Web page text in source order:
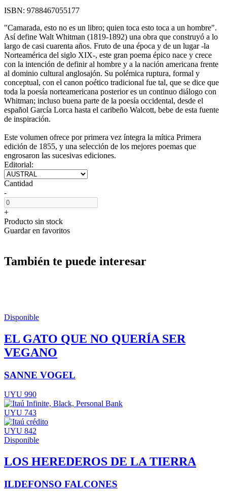
ISBN: 9788467055177
"Camarada, esto no es un libro; quien toca esto toca a un hombre".
Así define Walt Whitman (1819-1892) una obra que construyó a lo
largo de casi cuarenta años. Fruto de una época y de un lugar -la
Norteamérica del siglo XIX-, este gran poema épico nace y crece
con la intención de definir al hombre y a la nación americana frente
al dominio cultural anglosajón. Su polémica ruptura, formal y
conceptual, con el canon poético tradicional fue tal, que se dice que
toda la poesía norteamericana posterior es un continuo diálogo con
Whitman; incluso buena parte de la poesía occidental, desde el
español García Lorca hasta el caribeño Walcott, bebe de esta fuente
de inspiración.
Este volumen ofrece por primera vez íntegra la mítica Primera
edición de 1855, y una selección de los mejores poemas que
engrosaron las sucesivas ediciones.
Editorial:
Cantidad
-
+
Producto sin stock
Guardar en favoritos
También te puede interesar
Disponible
EL GATO QUE NO QUERÍA SER
VEGANO
SANNE VOGEL
UYU 990
UYU 743
UYU 842
Disponible
LOS HEREDEROS DE LA TIERRA
ILDEFONSO FALCONES